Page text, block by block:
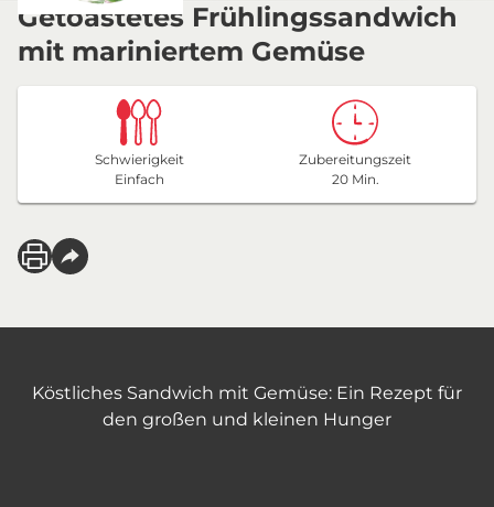
Getoastetes Frühlingssandwich
mit mariniertem Gemüse
Schwierigkeit
Einfach
Zubereitungszeit
20 Min.
Köstliches Sandwich mit Gemüse: Ein Rezept für
den großen und kleinen Hunger